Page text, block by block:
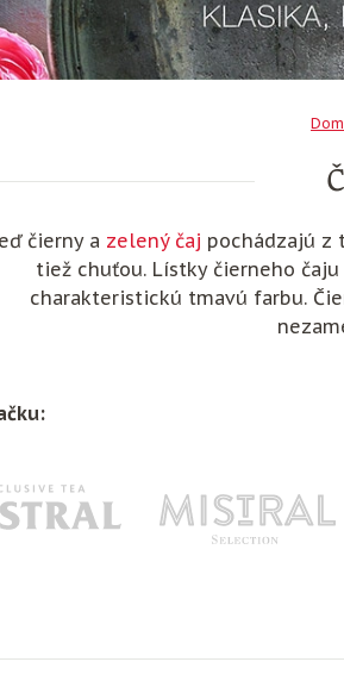
čierny a zelený čaj pochádzajú z
tiež chuťou. Lístky čierneho
charakteristickú tmavú farbu.